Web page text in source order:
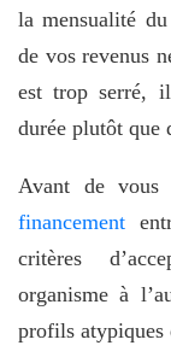
la mensualité
de vos revenus
est trop serré,
durée plutôt que
Avant de vous
financement
critères
organisme à
profils atypiques